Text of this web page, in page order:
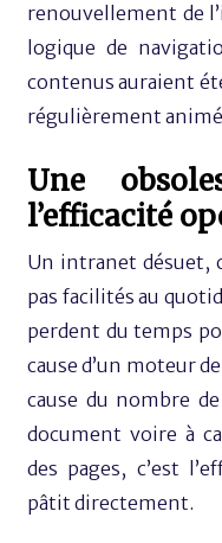
renouvellement de
logique de
contenus auraient
régulièrement
Une
l’efficacité
Un intranet désuet,
pas facilités au
perdent du temps
cause d’un moteur
cause du nombre
document voire à
des pages, c’est
pâtit directement.